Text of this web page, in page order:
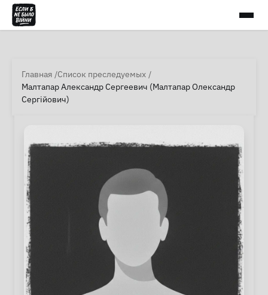
Главная Список преследуемых
Малтапар Александр Сергеевич (Малтапар Олександр
Сергійович)